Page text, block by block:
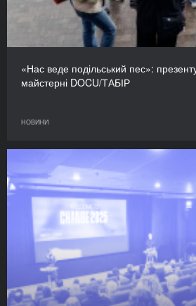
«Нас веде подільський пес»:
майстерні DOCU/ТАБІР
НОВИНИ